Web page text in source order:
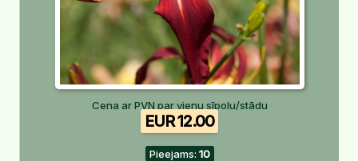
Cena ar PVN par vienu sīpolu/stādu
EUR 12.00
Pieejams: 10